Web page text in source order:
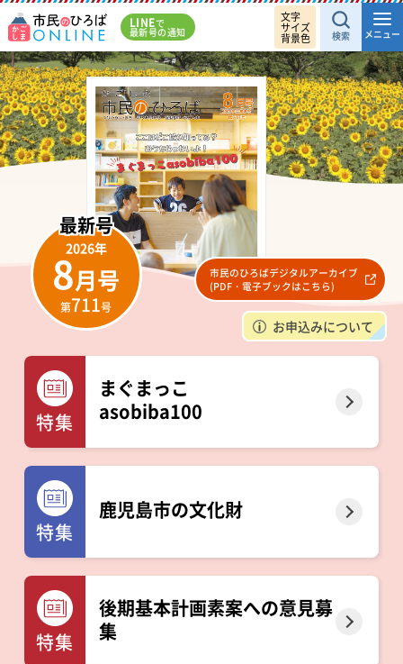
LINEで
最新号の通知
文字
サイズ
背景色 検索 メニュー
2026年
8月号
第711号
市民のひろばデジタルアーカイブ
(PDF・電子ブックはこちら)
お申込みについて
特集
まぐまっこ
asobiba100
特集
鹿児島市の文化財
特集
後期基本計画素案への意見募
集